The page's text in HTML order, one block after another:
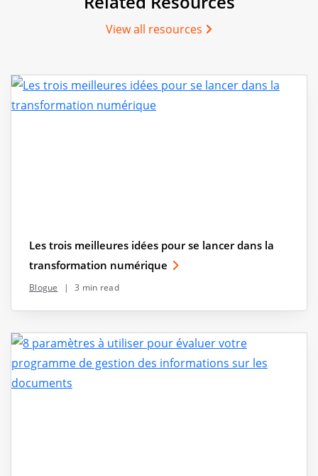
View all resources
Les trois meilleures idées pour se lancer dans la
transformation numérique
Blogue | 3 min read